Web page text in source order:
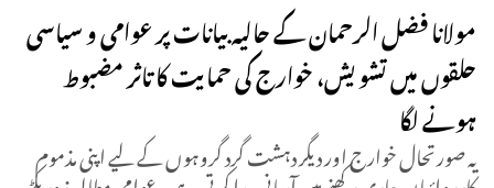
مولانا فضل الرحمان کے حالیہ بیانات پر عوامی و سیاسی
حلقوں میں تشویش، خوارج کی حمایت کا تاثر مضبوط
ہونے لگا
یہ صورتحال خوارج اور دیگر دہشت گرد گروہوں کے لیے اپنی مذموم